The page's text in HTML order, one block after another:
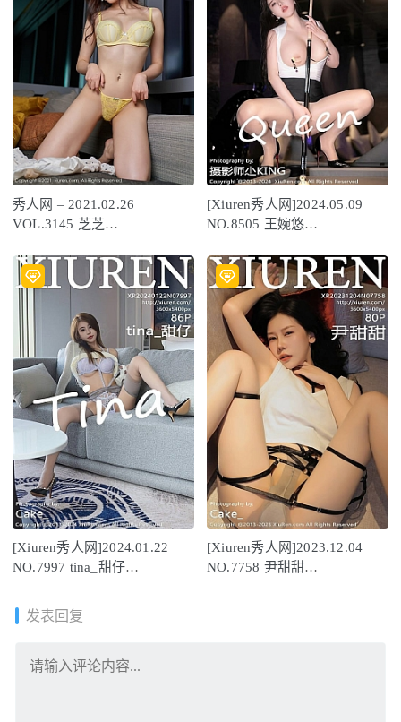
秀人网 – 2021.02.26
VOL.3145 芝芝
[Xiuren秀人网]2024.05.09
NO.8505 王婉悠
[Xiuren秀人网]2024.01.22
NO.7997 tina_甜仔
[Xiuren秀人网]2023.12.04
NO.7758 尹甜甜
发表回复